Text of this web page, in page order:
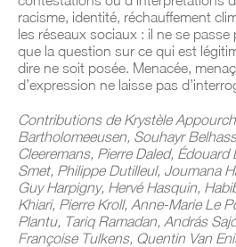
racisme, identité, réchauffement
les réseaux sociaux : il ne se
que la question sur ce qui est
dire ne soit posée. Menacée,
d’expression ne laisse pas
Contributions de Krystèle
Bartholomeeusen, Souhayr
Cleeremans, Pierre Daled, Édouard
Smet, Philippe Dutilleul, Joumana
Guy Harpigny, Hervé Hasquin,
Khiari, Pierre Kroll, Anne-Marie Le
Plantu, Tariq Ramadan, András
Françoise Tulkens, Quentin Van